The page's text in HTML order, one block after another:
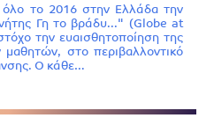
όλο το 2016 στην Ελλάδα την
Γη το βράδυ..." (Globe at
την ευαισθητοποίηση της
μαθητών, στο περιβαλλοντικό
Ο κάθε…